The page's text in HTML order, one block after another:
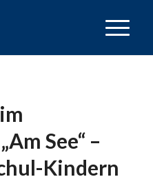
See“ –
Kindern